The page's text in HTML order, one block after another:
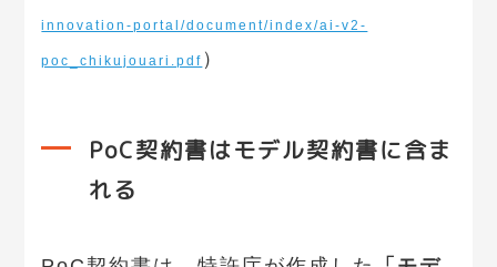
innovation-portal/document/index/ai-v2-
poc_chikujouari.pdf ）
PoC契約書はモデル契約書に含ま
れる